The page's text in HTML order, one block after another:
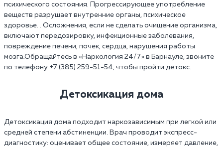
психического состояния. Прогрессирующее употребление
веществ разрушает внутренние органы, психическое
здоровье. . Осложнения, если не сделать очищение организма,
включают передозировку, инфекционные заболевания,
повреждение печени, почек, сердца, нарушения работы
мозга.Обращайтесь в «Наркология 24/7» в Барнауле, звоните
по телефону +7 (385) 259-51-54, чтобы пройти детокс.
Детоксикация дома
Детоксикация дома подходит наркозависимым при легкой или
средней степени абстиненции. Врач проводит экспресс-
диагностику: оценивает общее состояние, измеряет давление,